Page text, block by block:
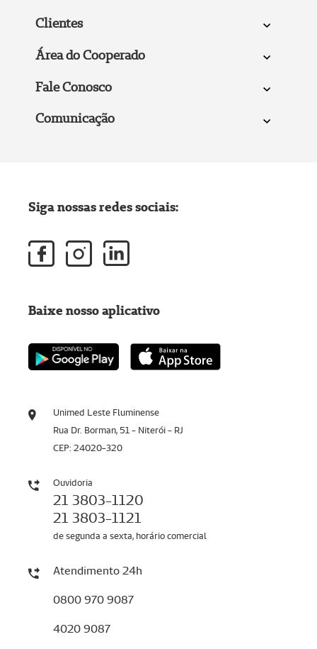
Clientes
Área do Cooperado
Fale Conosco
Comunicação
Unimed Leste Fluminense
Rua Dr. Borman, 51 - Niterói - RJ
CEP: 24020-320
Ouvidoria
21 3803-1120
21 3803-1121
de segunda a sexta, horário comercial
Atendimento 24h
0800 970 9087
4020 9087
Siga nossas redes sociais:
Baixe nosso aplicativo